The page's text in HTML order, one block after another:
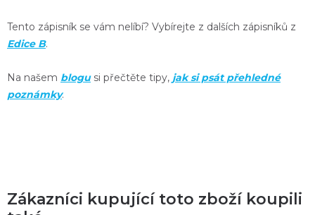
Tento zápisník se vám nelíbí? Vybírejte z dalších zápisníků z
Edice B.
Na našem blogusi přečtěte tipy, jak si psát přehledné
poznámky.
Zákazníci kupující toto zboží koupili